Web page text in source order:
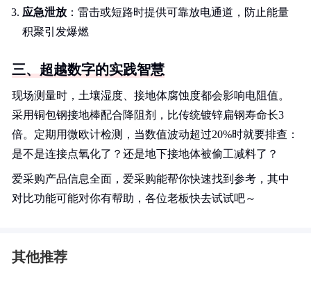
应急泄放 ：雷击或短路时提供可靠放电通道，防止能量
积聚引发爆燃
三、超越数字的实践智慧
现场测量时，土壤湿度、接地体腐蚀度都会影响电阻值。
采用铜包钢接地棒配合降阻剂，比传统镀锌扁钢寿命长3
倍。定期用微欧计检测，当数值波动超过20%时就要排查：
是不是连接点氧化了？还是地下接地体被偷工减料了？
爱采购产品信息全面，爱采购能帮你快速找到参考，其中
对比功能可能对你有帮助，各位老板快去试试吧～
其他推荐